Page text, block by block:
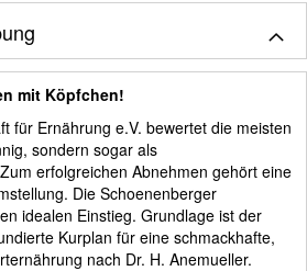
mit Köpfchen!
für Ernährung e.V. bewertet die meisten
sondern sogar als
erfolgreichen Abnehmen gehört eine
Die Schoenenberger
idealen Einstieg. Grundlage ist der
Kurplan für eine schmackhafte,
nach Dr. H. Anemueller.